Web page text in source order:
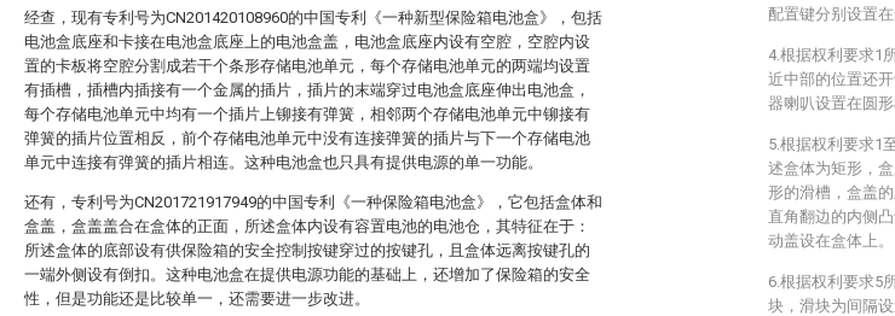
经查，现有专利号为CN201420108960的中国专利《一种新型保险箱电池盒》，包括
电池盒底座和卡接在电池盒底座上的电池盒盖，电池盒底座内设有空腔，空腔内设
置的卡板将空腔分割成若干个条形存储电池单元，每个存储电池单元的两端均设置
有插槽，插槽内插接有一个金属的插片，插片的末端穿过电池盒底座伸出电池盒，
每个存储电池单元中均有一个插片上铆接有弹簧，相邻两个存储电池单元中铆接有
弹簧的插片位置相反，前个存储电池单元中没有连接弹簧的插片与下一个存储电池
单元中连接有弹簧的插片相连。这种电池盒也只具有提供电源的单一功能。
还有，专利号为CN201721917949的中国专利《一种保险箱电池盒》，它包括盒体和
盒盖，盒盖盖合在盒体的正面，所述盒体内设有容置电池的电池仓，其特征在于：
所述盒体的底部设有供保险箱的安全控制按键穿过的按键孔，且盒体远离按键孔的
一端外侧设有倒扣。这种电池盒在提供电源功能的基础上，还增加了保险箱的安全
性，但是功能还是比较单一，还需要进一步改进。
配置键分别设置在
4.根据权利要求1
近中部的位置还
器喇叭设置在圆
5.根据权利要求1
述盒体为矩形，
形的滑槽，盒盖
直角翻边的内侧
动盖设在盒体上。
6.根据权利要求5
块，滑块为间隔